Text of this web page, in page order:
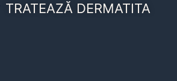
TRATEAZĂ DERMATITA